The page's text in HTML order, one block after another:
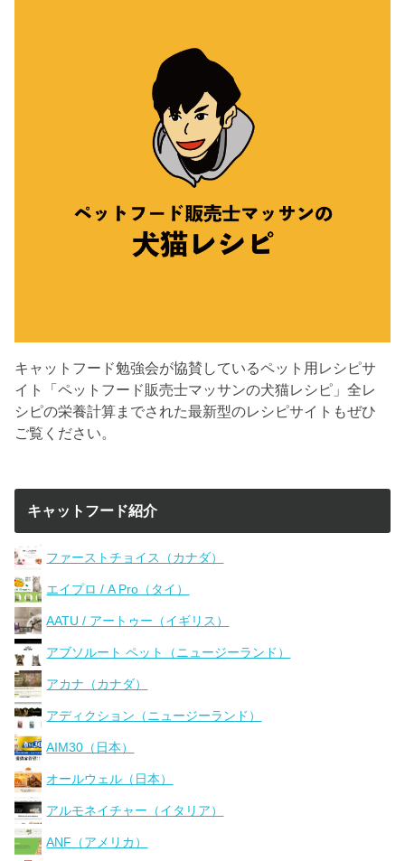
キャットフード勉強会が協賛しているペット用レシピサ
イト「ペットフード販売士マッサンの犬猫レシピ」全レ
シピの栄養計算までされた最新型のレシピサイトもぜひ
ご覧ください。
キャットフード紹介
ファーストチョイス（カナダ）
エイプロ / A Pro（タイ）
AATU / アートゥー（イギリス）
アブソルート ペット（ニュージーランド）
アカナ（カナダ）
アディクション（ニュージーランド）
AIM30（日本）
オールウェル（日本）
アルモネイチャー（イタリア）
ANF（アメリカ）